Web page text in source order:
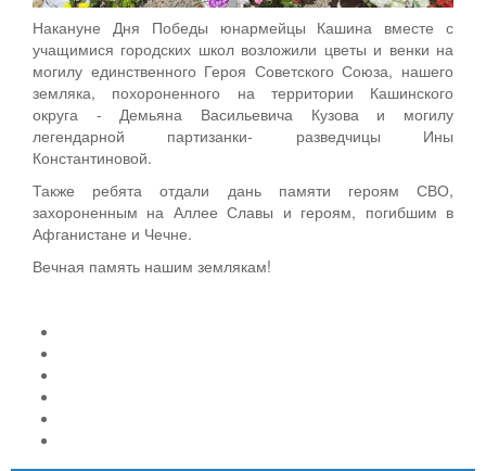
Накануне Дня Победы юнармейцы Кашина вместе с
учащимися городских школ возложили цветы и венки на
могилу единственного Героя Советского Союза, нашего
земляка, похороненного на территории Кашинского
округа - Демьяна Васильевича Кузова и могилу
легендарной партизанки- разведчицы Ины
Константиновой.
Также ребята отдали дань памяти героям СВО,
захороненным на Аллее Славы и героям, погибшим в
Афганистане и Чечне.
Вечная память нашим землякам!